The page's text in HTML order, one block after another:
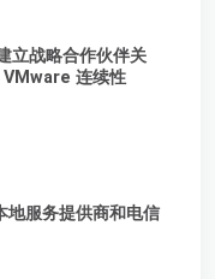
立战略合作伙伴关
VMware 连续性
地服务提供商和电信